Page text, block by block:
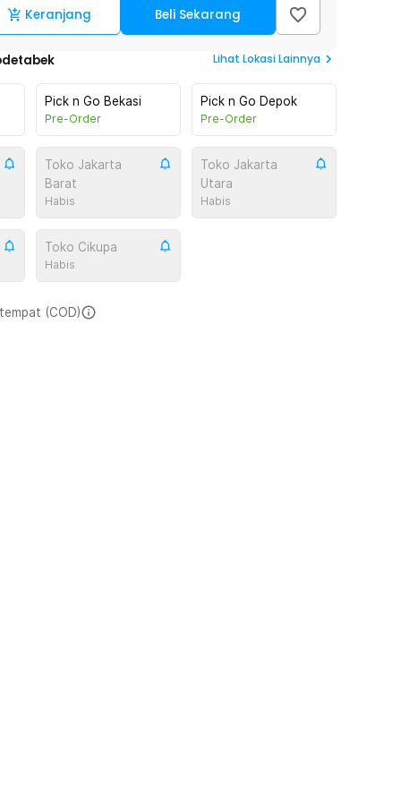
Keranjang Beli Sekarang
Lihat Lokasi Lainnya
Pick n Go Bekasi
Pre-Order
Pick n Go Depok
Pre-Order
Toko Jakarta
Barat
Habis
Toko Jakarta
Utara
Habis
Toko Cikupa
Habis
(COD)